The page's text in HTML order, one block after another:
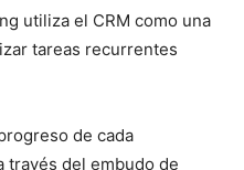
utiliza el CRM como una
tareas recurrentes
de cada
través del embudo de